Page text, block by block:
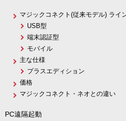
マジックコネクト(従来モデル) ライ
USB型
端末認証型
モバイル
主な仕様
プラスエディション
価格
マジックコネクト・ネオとの違い
PC遠隔起動